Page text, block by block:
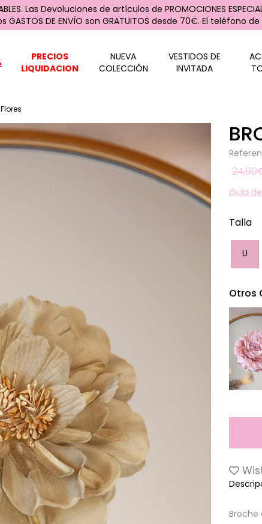
Las Devoluciones de artículos de PROMOCIONES
GASTOS DE ENVÍO son GRATUITOS desde 70€. El teléfono
PRECIOS
LIQUIDACION
NUEVA
COLECCIÓN
VESTIDOS DE
INVITADA
Flores
Guía
Talla
U
Otros
Broche